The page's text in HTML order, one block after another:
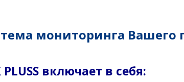
мониторинга Вашего
PLUSS включает в себя: